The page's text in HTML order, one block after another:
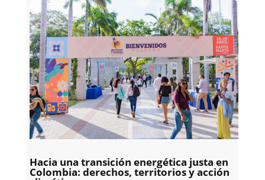
Hacia una transición energética justa en
Colombia: derechos, territorios y acción